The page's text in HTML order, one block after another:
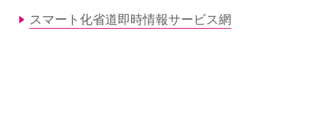
スマート化省道即時情報サービス網